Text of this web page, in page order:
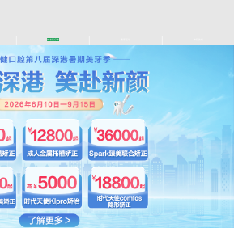
长者医疗券